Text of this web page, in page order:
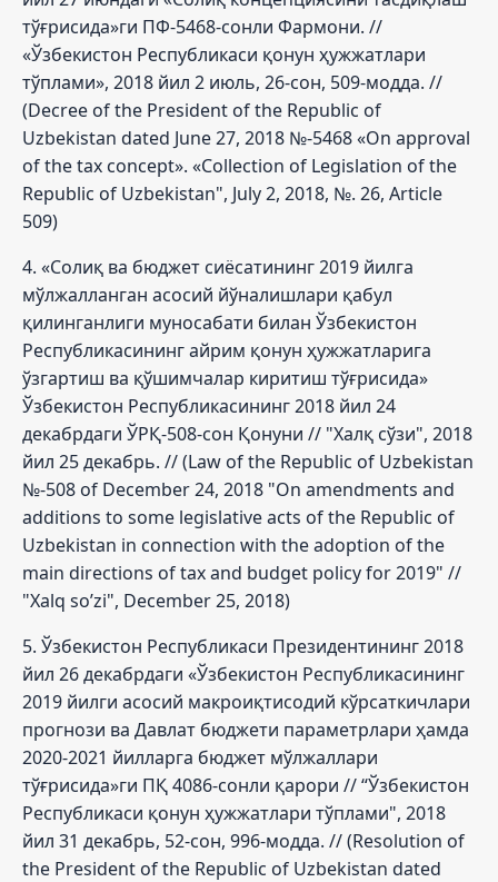
тўғрисида»ги ПФ-5468-сонли Фармони. //
«Ўзбекистон Республикаси қонун ҳужжатлари
тўплами», 2018 йил 2 июль, 26-сон, 509-модда. //
(Decree of the President of the Republic of
Uzbekistan dated June 27, 2018 №-5468 «On approval
of the tax concept». «Collection of Legislation of the
Republic of Uzbekistan", July 2, 2018, №. 26, Article
509)
4. «Солиқ ва бюджет сиёсатининг 2019 йилга
мўлжалланган асосий йўналишлари қабул
қилинганлиги муносабати билан Ўзбекистон
Республикасининг айрим қонун ҳужжатларига
ўзгартиш ва қўшимчалар киритиш тўғрисида»
Ўзбекистон Республикасининг 2018 йил 24
декабрдаги ЎРҚ-508-сон Қонуни // "Халқ сўзи", 2018
йил 25 декабрь. // (Law of the Republic of Uzbekistan
№-508 of December 24, 2018 "On amendments and
additions to some legislative acts of the Republic of
Uzbekistan in connection with the adoption of the
main directions of tax and budget policy for 2019" //
"Xalq so’zi", December 25, 2018)
5. Ўзбекистон Республикаси Президентининг 2018
йил 26 декабрдаги «Ўзбекистон Республикасининг
2019 йилги асосий макроиқтисодий кўрсаткичлари
прогнози ва Давлат бюджети параметрлари ҳамда
2020-2021 йилларга бюджет мўлжаллари
тўғрисида»ги ПҚ 4086-сонли қарори // “Ўзбекистон
Республикаси қонун ҳужжатлари тўплами", 2018
йил 31 декабрь, 52-сон, 996-модда. // (Resolution of
the President of the Republic of Uzbekistan dated